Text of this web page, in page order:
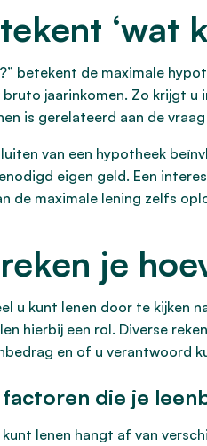
‘wat
betekent de maximale
bruto jaarinkomen. Zo krijgt
is gerelateerd aan de
van een hypotheek
eigen geld. Een
de maximale lening zelfs
je
u kunt lenen door te kijken
hierbij een rol. Diverse
en of u verantwoord
die je
lenen hangt af van